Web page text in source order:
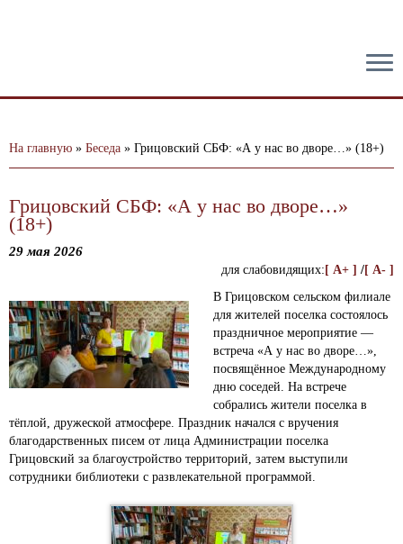
На главную » Беседа » Грицовский СБФ: «А у нас во дворе…» (18+)
Грицовский СБФ: «А у нас во дворе…»
(18+)
29 мая 2026
для слабовидящих: [ A+ ] /[ A- ]
В Грицовском сельском филиале
для жителей поселка состоялось
праздничное мероприятие —
встреча «А у нас во дворе…»,
посвящённое Международному
дню соседей.На встрече
собрались жители поселка в
тёплой, дружеской атмосфере. Праздник начался с вручения
благодарственных писем от лица Администрации поселка
Грицовский за благоустройство территорий, затем выступили
сотрудники библиотеки с развлекательной программой.